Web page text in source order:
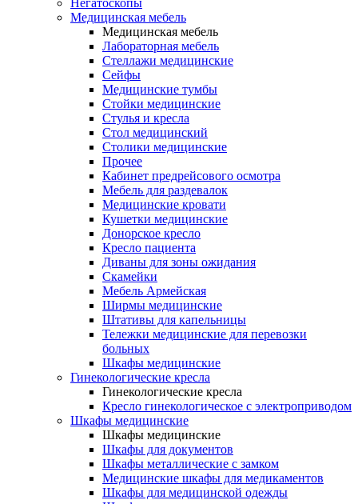
Негатоскопы
Медицинская мебель
Медицинская мебель
Лабораторная мебель
Стеллажи медицинские
Сейфы
Медицинские тумбы
Стойки медицинские
Cтулья и кресла
Стол медицинский
Столики медицинские
Прочее
Кабинет предрейсового осмотра
Мебель для раздевалок
Медицинские кровати
Кушетки медицинские
Донорское кресло
Кресло пациента
Диваны для зоны ожидания
Скамейки
Мебель Армейская
Ширмы медицинские
Штативы для капельницы
Тележки медицинские для перевозки
больных
Шкафы медицинские
Гинекологические кресла
Гинекологические кресла
Кресло гинекологическое с электроприводом
Шкафы медицинские
Шкафы медицинские
Шкафы для документов
Шкафы металлические с замком
Медицинские шкафы для медикаментов
Шкафы для медицинской одежды